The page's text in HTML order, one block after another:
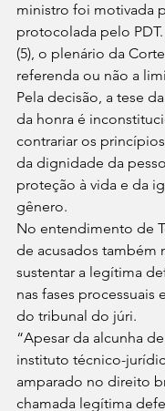
ministro foi motivada
protocolada pelo
(5), o plenário da
referenda ou não a
Pela decisão, a tese
da honra é
contrariar os
da dignidade da
proteção à vida e da
gênero.
No entendimento de
de acusados também
sustentar a legítima
nas fases processuais
do tribunal do júri.
“Apesar da alcunha
instituto técnico-
amparado no direito
chamada legítima